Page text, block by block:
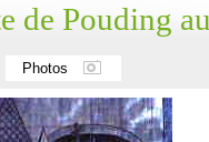
de Pouding
Photos